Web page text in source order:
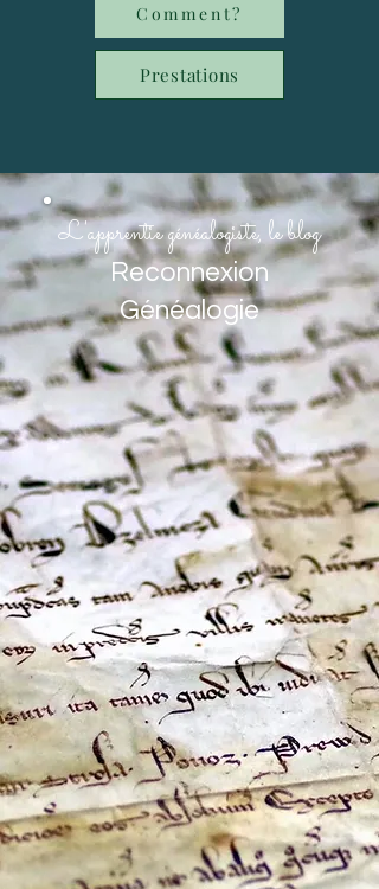
Comment?
Prestations
L'apprentie généalogiste, le blog
Reconnexion
Généalogie